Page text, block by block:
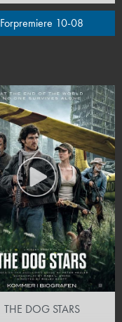
Forpremiere 10-08
THE DOG STARS